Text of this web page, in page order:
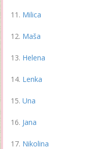
Milica
Maša
Helena
Lenka
Una
Jana
Nikolina